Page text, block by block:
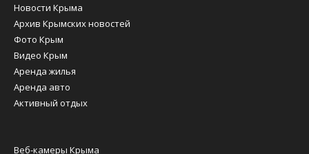
Новости Крыма
Архив Крымских новостей
Фото Крым
Видео Крым
Аренда жилья
Аренда авто
Активный отдых
Веб-камеры Крыма